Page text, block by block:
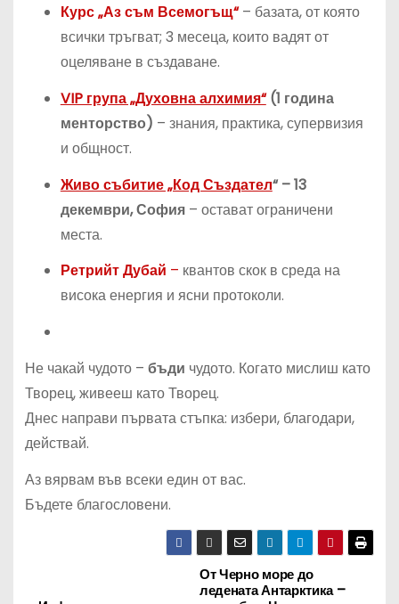
Курс „Аз съм Всемогъщ“– базата, от която
всички тръгват; 3 месеца, които вадят от
оцеляване в създаване.
VIP група „Духовна алхимия“(1 година
менторство) – знания, практика, супервизия
и общност.
Живо събитие „Код Създател“ – 13
декември, София– остават ограничени
места.
Ретрийт Дубай – квантов скок в среда на
висока енергия и ясни протоколи.
Не чакай чудото – бъди чудото. Когато мислиш като
Творец, живееш като Творец.
Днес направи първата стъпка: избери, благодари,
действай.
Аз вярвам във всеки един от вас.
Бъдете благословени.
От Черно море до
ледената Антарктика –